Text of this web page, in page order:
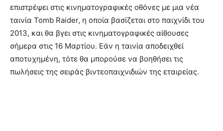
επιστρέψει στις κινηματογραφικές οθόνες με μια νέα
ταινία Tomb Raider, η οποία βασίζεται στο παιχνίδι του
2013, και θα βγει στις κινηματογραφικές αίθουσες
σήμερα στις 16 Μαρτίου. Εάν η ταινία αποδειχθεί
αποτυχημένη, τότε θα μπορούσε να βοηθήσει τις
πωλήσεις της σειράς βιντεοπαιχνιδιών της εταιρείας.